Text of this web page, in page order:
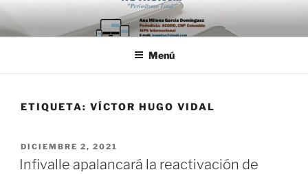
Saltar
al
contenido
Menú
ETIQUETA: VÍCTOR HUGO VIDAL
PUBLICADO
EL
DICIEMBRE 2, 2021
Infivalle apalancará la reactivación de